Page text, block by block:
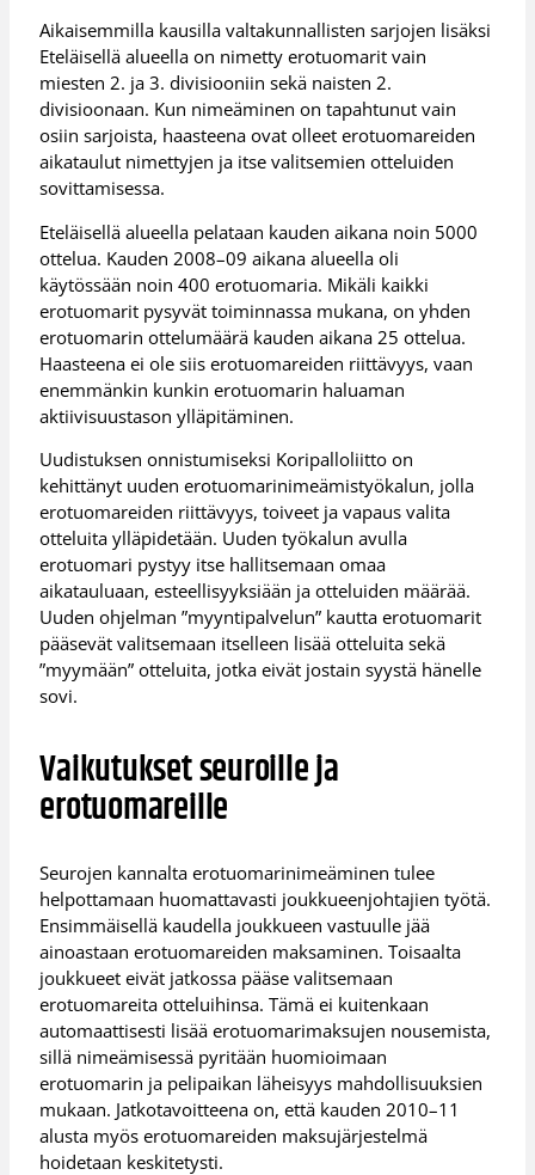
Aikaisemmilla kausilla valtakunnallisten sarjojen lisäksi
Eteläisellä alueella on nimetty erotuomarit vain
miesten 2. ja 3. divisiooniin sekä naisten 2.
divisioonaan. Kun nimeäminen on tapahtunut vain
osiin sarjoista, haasteena ovat olleet erotuomareiden
aikataulut nimettyjen ja itse valitsemien otteluiden
sovittamisessa.
Eteläisellä alueella pelataan kauden aikana noin 5000
ottelua. Kauden 2008–09 aikana alueella oli
käytössään noin 400 erotuomaria. Mikäli kaikki
erotuomarit pysyvät toiminnassa mukana, on yhden
erotuomarin ottelumäärä kauden aikana 25 ottelua.
Haasteena ei ole siis erotuomareiden riittävyys, vaan
enemmänkin kunkin erotuomarin haluaman
aktiivisuustason ylläpitäminen.
Uudistuksen onnistumiseksi Koripalloliitto on
kehittänyt uuden erotuomarinimeämistyökalun, jolla
erotuomareiden riittävyys, toiveet ja vapaus valita
otteluita ylläpidetään. Uuden työkalun avulla
erotuomari pystyy itse hallitsemaan omaa
aikatauluaan, esteellisyyksiään ja otteluiden määrää.
Uuden ohjelman ”myyntipalvelun” kautta erotuomarit
pääsevät valitsemaan itselleen lisää otteluita sekä
”myymään” otteluita, jotka eivät jostain syystä hänelle
sovi.
Vaikutukset seuroille ja
erotuomareille
Seurojen kannalta erotuomarinimeäminen tulee
helpottamaan huomattavasti joukkueenjohtajien työtä.
Ensimmäisellä kaudella joukkueen vastuulle jää
ainoastaan erotuomareiden maksaminen. Toisaalta
joukkueet eivät jatkossa pääse valitsemaan
erotuomareita otteluihinsa. Tämä ei kuitenkaan
automaattisesti lisää erotuomarimaksujen nousemista,
sillä nimeämisessä pyritään huomioimaan
erotuomarin ja pelipaikan läheisyys mahdollisuuksien
mukaan. Jatkotavoitteena on, että kauden 2010–11
alusta myös erotuomareiden maksujärjestelmä
hoidetaan keskitetysti.